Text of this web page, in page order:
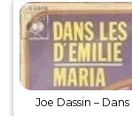
Joe Dassin –